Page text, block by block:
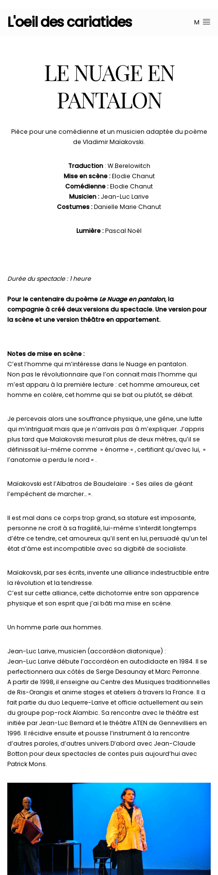
L'oeil des cariatides M
LE NUAGE EN
PANTALON
Pièce pour une comédienne et un musicien adaptée du poème
de Vladimir Maïakovski.
Traduction: W.Berelowitch
Mise en scène :Elodie Chanut
Comédienne :Elodie Chanut
Musicien : Jean-Luc Larive
Costumes :Danielle Marie Chanut
Lumière :Pascal Noël
Durée du spectacle : 1 heure
Pour le centenaire du poème Le Nuage en pantalon, la
compagnie à créé deux versions du spectacle.Une version pour
la scèneetune version théâtre en appartement.
Notes de mise en scène :
C’est l’homme qui m’intéresse dans le Nuage en pantalon.
Non pas le révolutionnaire que l’on connait mais l’homme qui
m’est apparu à la première lecture : cet homme amoureux, cet
homme en colère, cet homme qui se bat ou plutôt, se débat.
Je percevais alors une souffrance physique, une gêne, une lutte
qui m’intriguait mais que je n’arrivais pas à m’expliquer. J’appris
plus tard que Maïakovski mesurait plus de deux mètres, qu’il se
définissait lui-même comme » énorme « , certifiant qu’avec lui, »
l’anatomie a perdu le nord « .
Maïakovski est l’Albatros de Baudelaire : « Ses ailes de géant
l’empêchent de marcher… ».
Il est mal dans ce corps trop grand, sa stature est imposante,
personne ne croit à sa fragilité, lui-même s’interdit longtemps
d’être ce tendre, cet amoureux qu’il sent en lui, persuadé qu’un tel
état d’âme est incompatible avec sa digbité de socialiste.
Maïakovski, par ses écrits, invente une alliance indestructible entre
la révolution et la tendresse.
C’est sur cette alliance, cette dichotomie entre son apparence
physique et son esprit que j’ai bâti ma mise en scène.
Un homme parle aux hommes.
Jean-Luc Larive, musicien (accordéon diatonique) :
Jean-Luc Larive débute l’accordéon en autodidacte en 1984. Il se
perfectionnera aux côtés de Serge Desaunay et Marc Perronne.
A partir de 1998, il enseigne au Centre des Musiques traditionnelles
de Ris-Orangis et anime stages et ateliers à travers la France. Il a
fait partie du duo Lequerre-Larive et officie actuellement au sein
du groupe pop-rock Alambic. Sa rencontre avec le théâtre est
initiée par Jean-Luc Bernard et le théâtre ATEN de Gennevilliers en
1996. Il récidive ensuite et pousse l’instrument à la rencontre
d’autres paroles, d’autres univers.D’abord avec Jean-Claude
Botton pour deux spectacles de contes puis aujourd’hui avec
Patrick Mons.